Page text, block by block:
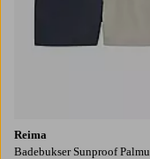
Reima
Badebukser Sunproof Palmu